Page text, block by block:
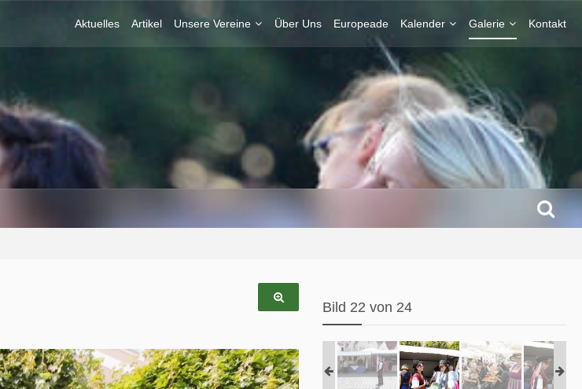
Aktuelles Artikel Unsere Vereine Über Uns Europeade Kalender Galerie Kontakt
Bild 22 von 24